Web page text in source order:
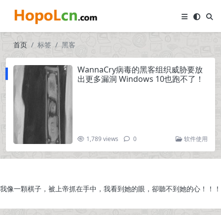
首页 标签 黑客
WannaCry病毒的黑客组织威胁要放
出更多漏洞 Windows 10也跑不了！
1,789 views 0 软件使用
我像一顆棋子，被上帝抓在手中，我看到她的眼，卻聽不到她的心！！！